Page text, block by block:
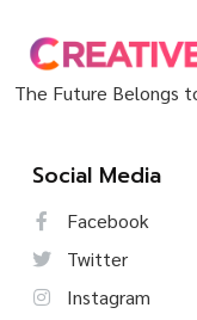
The Future Belongs
Social Media
Facebook
Twitter
Instagram